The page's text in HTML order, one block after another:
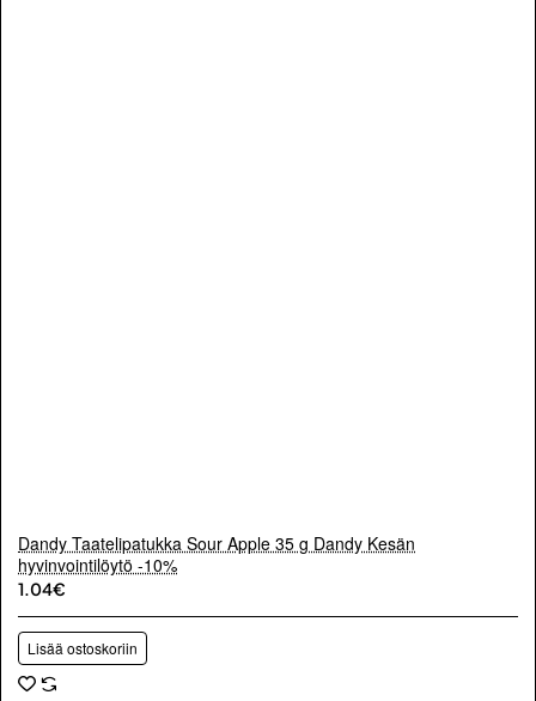
Dandy Taatelipatukka Sour Apple 35 g Dandy Kesän
hyvinvointilöytö -10%
1.04€
Lisää ostoskoriin